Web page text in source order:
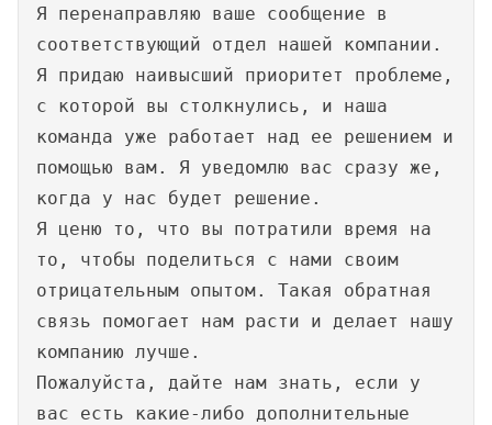
Я перенаправляю ваше сообщение в
соответствующий отдел нашей компании.
Я придаю наивысший приоритет проблеме,
с которой вы столкнулись, и наша
команда уже работает над ее решением и
помощью вам. Я уведомлю вас сразу же,
когда у нас будет решение.
Я ценю то, что вы потратили время на
то, чтобы поделиться с нами своим
отрицательным опытом. Такая обратная
связь помогает нам расти и делает нашу
компанию лучше.
Пожалуйста, дайте нам знать, если у
вас есть какие-либо дополнительные